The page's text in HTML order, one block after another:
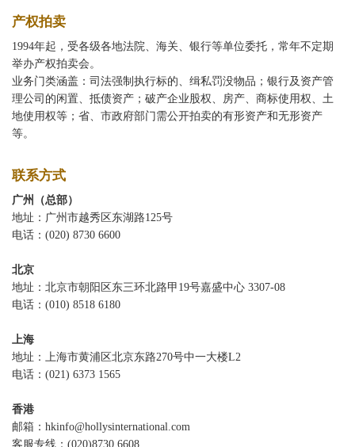
产权拍卖
1994年起，受各级各地法院、海关、银行等单位委托，常年不定期
举办产权拍卖会。
业务门类涵盖：司法强制执行标的、缉私罚没物品；银行及资产管
理公司的闲置、抵债资产；破产企业股权、房产、商标使用权、土
地使用权等；省、市政府部门需公开拍卖的有形资产和无形资产
等。
联系方式
广州（总部）
地址：广州市越秀区东湖路125号
电话：(020) 8730 6600
北京
地址：北京市朝阳区东三环北路甲19号嘉盛中心 3307-08
电话：(010) 8518 6180
上海
地址：上海市黄浦区北京东路270号中一大楼L2
电话：(021) 6373 1565
香港
邮箱：hkinfo@hollysinternational.com
客服专线：(020)8730 6608